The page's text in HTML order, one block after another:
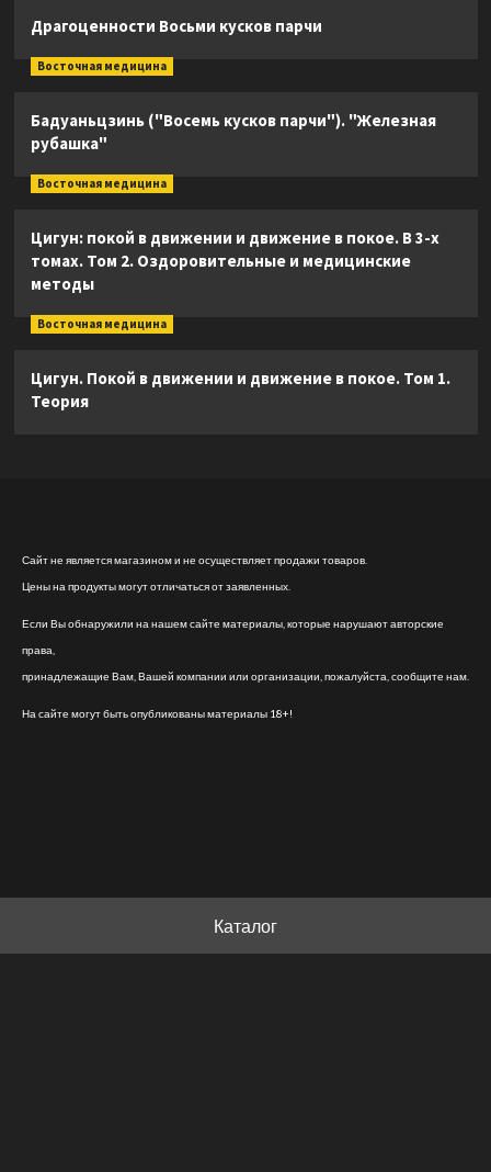
Драгоценности Восьми кусков парчи
Восточная медицина
Бадуаньцзинь ("Восемь кусков парчи"). "Железная
рубашка"
Восточная медицина
Цигун: покой в движении и движение в покое. В 3-х
томах. Том 2. Оздоровительные и медицинские
методы
Восточная медицина
Цигун. Покой в движении и движение в покое. Том 1.
Теория
Сайт не является магазином и не осуществляет продажи товаров.
Цены на продукты могут отличаться от заявленных.
Если Вы обнаружили на нашем сайте материалы, которые нарушают авторские
права,
принадлежащие Вам, Вашей компании или организации, пожалуйста, сообщите нам.
На сайте могут быть опубликованы материалы 18+!
Каталог